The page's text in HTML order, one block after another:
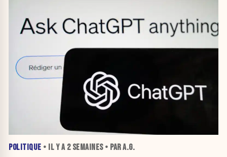
POLITIQUE • IL Y A 2 SEMAINES• PAR A.G.